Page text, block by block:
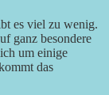
es viel zu wenig.
ganz besondere
um einige
das